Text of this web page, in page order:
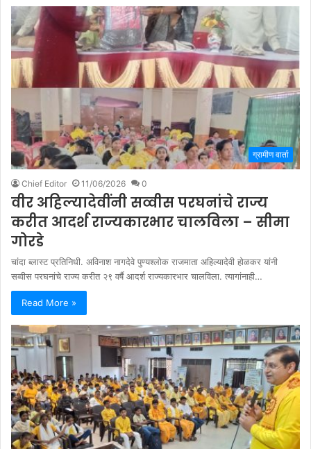
ग्रामीण वार्ता
Chief Editor 11/06/2026 0
वीर अहिल्यादेवींनी सव्वीस परघनांचे राज्य
करीत आदर्श राज्यकारभार चालविला – सीमा
गोरडे
चांदा ब्लास्ट प्रतिनिधी. अविनाश नागदेवे पुण्यश्लोक राजमाता अहिल्यादेवी होळकर यांनी
सव्वीस परघनांचे राज्य करीत २९ वर्षै आदर्श राज्यकारभार चालविला. त्यागांनाही…
Read More »